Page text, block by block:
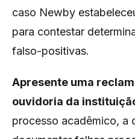
caso Newby
para contestar
falso-positivas.
Apresente uma
ouvidoria da
processo acadêmico, a